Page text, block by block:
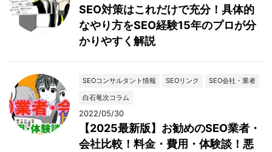
SEO対策はこれだけで充分！具体的
なやり方をSEO経験15年のプロが分
かりやすく解説
SEOコンサルタント情報 SEOリンク
SEO会社・業者
白石竜次コラム
2022/05/30
【2025最新版】お勧めのSEO業者・
会社比較！料金・費用・体験談！悪